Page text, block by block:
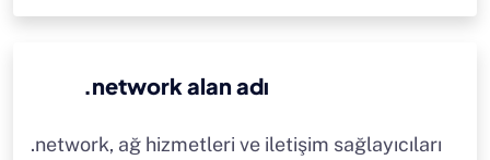
.network alan adı
.network, ağ hizmetleri ve iletişim sağlayıcıları